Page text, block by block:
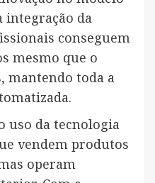
integração da
conseguem
mesmo que o
mantendo toda a
uso da tecnologia
vendem produtos
operam